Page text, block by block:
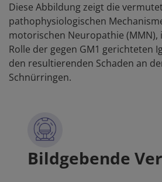
Diese Abbildung zeigt die
pathophysiologischen
motorischen Neuropathie (MMN),
Rolle der gegen GM1 gerichteten
den resultierenden Schaden an
Schnürringen.
Bildgebende